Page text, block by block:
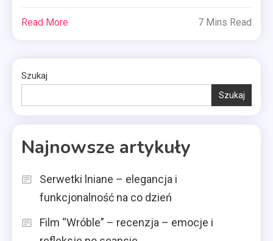
Read More 7 Mins Read
Szukaj
Szukaj
Najnowsze artykuły
Serwetki lniane – elegancja i
funkcjonalność na co dzień
Film “Wróble” – recenzja – emocje i